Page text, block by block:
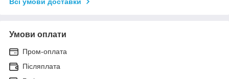
Умови оплати
Пром-оплата
Післяплата